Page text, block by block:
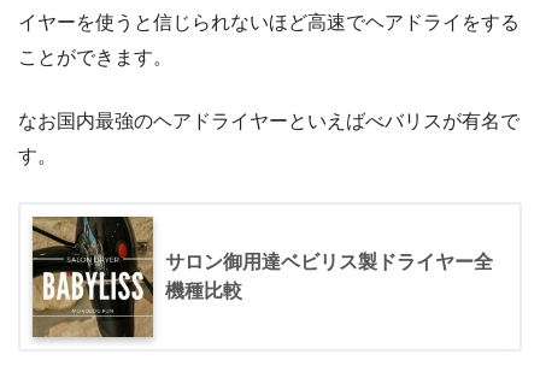
イヤーを使うと信じられないほど高速でヘアドライをする
ことができます。
なお国内最強のヘアドライヤーといえばべバリスが有名で
す。
サロン御用達ベビリス製ドライヤー全
機種比較